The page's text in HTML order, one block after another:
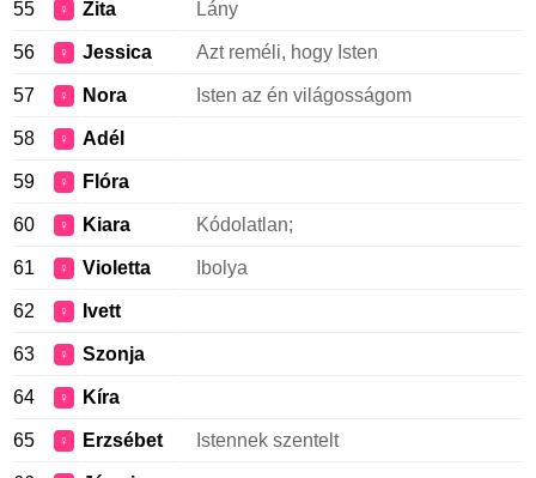
55 ♀ Zita Lány
56 ♀ Jessica Azt reméli, hogy Isten
57 ♀ Nora Isten az én világosságom
58 ♀ Adél
59 ♀ Flóra
60 ♀ Kiara Kódolatlan;
61 ♀ Violetta Ibolya
62 ♀ Ivett
63 ♀ Szonja
64 ♀ Kíra
65 ♀ Erzsébet Istennek szentelt